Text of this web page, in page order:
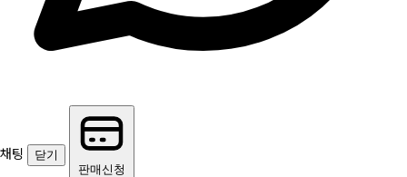
채팅
닫기
판매신청